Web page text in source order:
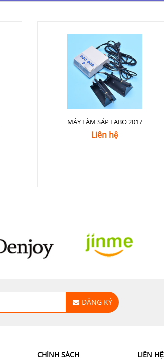
MÁY LÀM SÁP LABO 2017
Liên hệ
ĐĂNG KÝ
CHÍNH SÁCH LIÊN HỆ